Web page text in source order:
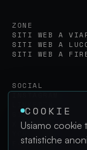
COOKIE
Usiamo cookie
statistiche
ZONE
SITI WEB A
SITI WEB A
SITI WEB A
SOCIAL
GITHUB
YOUTUBE
FACEBOOK